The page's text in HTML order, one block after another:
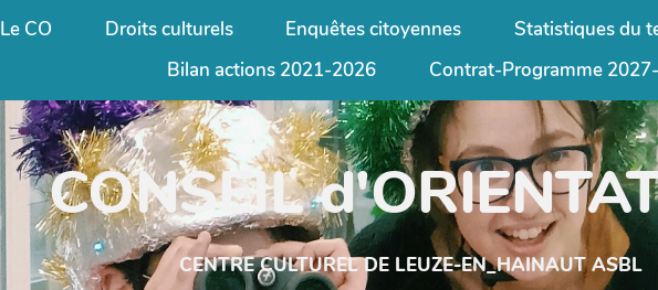
Le CO Droits culturels Enquêtes citoyennes
Statistiques du
Bilan actions 2021-2026
Contrat-Programme
CONSEIL
CENTRE CULTUREL DE LEUZE-EN_HAINAUT ASBL